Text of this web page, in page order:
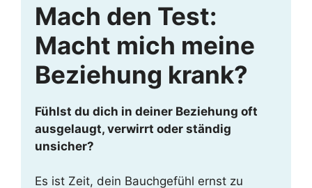
Mach den Test:
Macht mich meine
Beziehung krank?
Fühlst du dich in deiner Beziehung oft
ausgelaugt, verwirrt oder ständig
unsicher?
Es ist Zeit, dein Bauchgefühl ernst zu